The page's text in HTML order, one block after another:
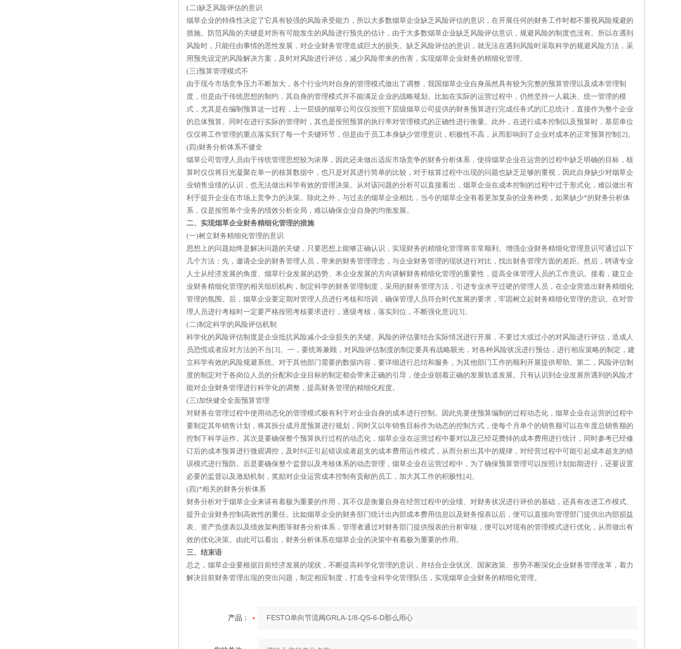
(二)缺乏风险评估的意识
烟草企业的特殊性决定了它具有较强的风险承受能力，所以大多数烟草企业缺乏风险评估的意识，在开展任何的财务工作时都不重视风险规避的
措施。防范风险的关键是对所有可能发生的风险进行预先的估计，由于大多数烟草企业缺乏风险评估意识，规避风险的制度也没有。所以在遇到
风险时，只能任由事情的恶性发展，对企业财务管理造成巨大的损失。缺乏风险评估的意识，就无法在遇到风险时采取科学的规避风险方法，采
用预先设定的风险解决方案，及时对风险进行评估，减少风险带来的伤害，实现烟草企业财务的精细化管理。
(三)预算管理模式不
由于现今市场竞争压力不断加大，各个行业均对自身的管理模式做出了调整，我国烟草企业自身虽然具有较为完整的预算管理以及成本管理制
度，但是由于传统思想的制约，其自身的管理模式并不能满足企业的战略规划。比如在实际的运营过程中，仍然坚持一人裁决、统一管理的模
式，尤其是在编制预算这一过程，上一层级的烟草公司仅仅按照下层级烟草公司提供的财务预算进行完成任务式的汇总统计，直接作为整个企业
的总体预算。同时在进行实际的管理时，其也是按照预算的执行率对管理模式的正确性进行衡量。此外，在进行成本控制以及预算时，基层单位
仅仅将工作管理的重点落实到了每一个关键环节，但是由于员工本身缺少管理意识，积极性不高，从而影响到了企业对成本的正常预算控制[2]。
(四)财务分析体系不健全
烟草公司管理人员由于传统管理思想较为浓厚，因此还未做出适应市场竞争的财务分析体系，使得烟草企业在运营的过程中缺乏明确的目标，核
算时仅仅将目光凝聚在单一的核算数据中，也只是对其进行简单的比较，对于核算过程中出现的问题也缺乏足够的重视，因此自身缺少对烟草企
业销售业绩的认识，也无法做出科学有效的管理决策。从对该问题的分析可以直接看出，烟草企业在成本控制的过程中过于形式化，难以做出有
利于提升企业在市场上竞争力的决策。除此之外，与过去的烟草企业相比，当今的烟草企业有着更加复杂的业务种类，如果缺少*的财务分析体
系，仅是按照单个业务的绩效分析全局，难以确保企业自身的均衡发展。
二、实现烟草企业财务精细化管理的措施
(一)树立财务精细化管理的意识
思想上的问题始终是解决问题的关键，只要思想上能够正确认识，实现财务的精细化管理将非常顺利。增强企业财务精细化管理意识可通过以下
几个方法：先，邀请企业的财务管理人员，带来的财务管理理念，与企业财务管理的现状进行对比，找出财务管理方面的差距。然后，聘请专业
人士从经济发展的角度、烟草行业发展的趋势、本企业发展的方向讲解财务精细化管理的重要性，提高全体管理人员的工作意识。接着，建立企
业财务精细化管理的相关组织机构，制定科学的财务管理制度，采用的财务管理方法，引进专业水平过硬的管理人员，在企业营造出财务精细化
管理的氛围。后，烟草企业要定期对管理人员进行考核和培训，确保管理人员符合时代发展的要求，牢固树立起财务精细化管理的意识。在对管
理人员进行考核时一定要严格按照考核要求进行，逐级考核，落实到位，不断强化意识[3]。
(二)制定科学的风险评估机制
科学化的风险评估制度是企业抵抗风险减小企业损失的关键。风险的评估要结合实际情况进行开展，不要过大或过小的对风险进行评估，造成人
员恐慌或者应对方法的不当[3]。一，要统筹兼顾，对风险评估制度的制定要具有战略眼光，对各种风险状况进行预估，进行相应策略的制定，建
立科学有效的风险规避系统。对于其他部门需要的数据内容，要详细进行总结和服务，为其他部门工作的顺利开展提供帮助。第二，风险评估制
度的制定对于各岗位人员的分配和企业目标的制定都会带来正确的引导，使企业朝着正确的发展轨道发展。只有认识到企业发展所遇到的风险才
能对企业财务管理进行科学化的调整，提高财务管理的精细化程度。
(三)加快健全全面预算管理
对财务在管理过程中使用动态化的管理模式极有利于对企业自身的成本进行控制。因此先要使预算编制的过程动态化，烟草企业在运营的过程中
要制定其年销售计划，将其拆分成月度预算进行规划，同时又以年销售目标作为动态的控制方式，使每个月单个的销售额可以在年度总销售额的
控制下科学运作。其次是要确保整个预算执行过程的动态化，烟草企业在运营过程中要对以及已经花费掉的成本费用进行统计，同时参考已经修
订后的成本预算进行微观调控，及时纠正引起错误或者超支的成本费用运作模式，从而分析出其中的规律，对经营过程中可能引起成本超支的错
误模式进行预防。后是要确保整个监督以及考核体系的动态管理，烟草企业在运营过程中，为了确保预算管理可以按照计划如期进行，还要设置
必要的监督以及激励机制，奖励对企业运营成本控制有贡献的员工，加大其工作的积极性[4]。
(四)*相关的财务分析体系
财务分析对于烟草企业来讲有着极为重要的作用，其不仅是衡量自身在经营过程中的业绩、对财务状况进行评价的基础，还具有改进工作模式、
提升企业财务控制高效性的重任。比如烟草企业的财务部门统计出内部成本费用信息以及财务报表以后，便可以直接向管理部门提供出内部损益
表、资产负债表以及绩效架构图等财务分析体系，管理者通过对财务部门提供报表的分析审核，便可以对现有的管理模式进行优化，从而做出有
效的优化决策。由此可以看出，财务分析体系在烟草企业的决策中有着极为重要的作用。
三、结束语
总之，烟草企业要根据目前经济发展的现状，不断提高科学化管理的意识，并结合企业状况、国家政策、形势不断深化企业财务管理改革，着力
解决目前财务管理出现的突出问题，制定相应制度，打造专业科学化管理队伍，实现烟草企业财务的精细化管理。
产品：